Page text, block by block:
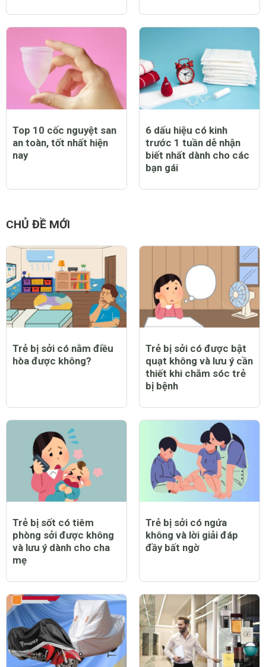
Top 10 cốc nguyệt san
an toàn, tốt nhất hiện
nay
6 dấu hiệu có kinh
trước 1 tuần dễ nhận
biết nhất dành cho các
bạn gái
CHỦ ĐỀ MỚI
Trẻ bị sởi có nằm điều
hòa được không?
Trẻ bị sởi có được bật
quạt không và lưu ý cần
thiết khi chăm sóc trẻ
bị bệnh
Trẻ bị sốt có tiêm
phòng sởi được không
và lưu ý dành cho cha
mẹ
Trẻ bị sởi có ngứa
không và lời giải đáp
đầy bất ngờ